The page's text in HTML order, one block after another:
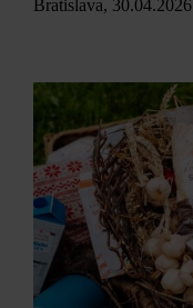
Bratislava, 30.04.2026